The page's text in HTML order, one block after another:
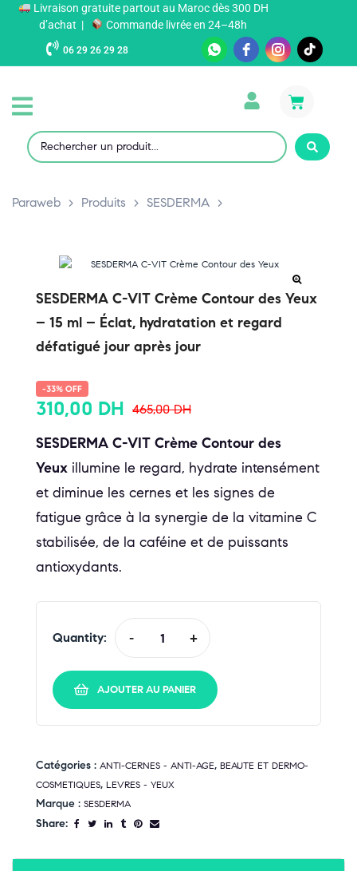
Livraison gratuite partout au Maroc dès 300 DH
d’achat |
Commande livrée en 24–48h
06 29 26 29 28
Paraweb > Produits > SESDERMA >
SESDERMA C-VIT Crème Contour des Yeux
– 15 ml – Éclat, hydratation et regard
défatigué jour après jour
-33% OFF
465,00DH
310,00 DH
SESDERMA C-VIT Crème Contour des
Yeux illumine le regard, hydrate intensément
et diminue les cernes et les signes de
fatigue grâce à la synergie de la vitamine C
stabilisée, de la caféine et de puissants
antioxydants.
Quantity: - +
AJOUTER AU PANIER
Catégories : ANTI-CERNES - ANTI-AGE, BEAUTE ET DERMO-
COSMETIQUES, LEVRES - YEUX
Marque : SESDERMA
Share: